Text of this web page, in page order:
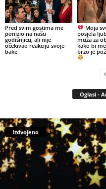
Pred svim gostima me
ponizio na našu
godišnjicu, ali nije
očekivao reakciju svoje
bake
Moja
posjela
muža za
kako bi
brzo je
Oglasi -
Izdvojeno